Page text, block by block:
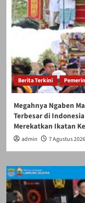
Berita Terkini
Megahnya Ngaben
Terbesar di
Merekatkan Ikatan
admin 7 Agustus 2026